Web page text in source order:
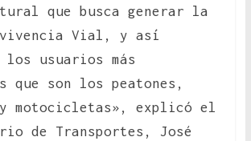
que busca generar la
Vial, y así
usuarios más
que son los peatones,
motocicletas», explicó el
de Transportes, José